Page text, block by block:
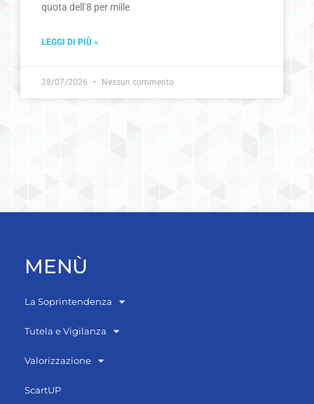
quota dell’8 per mille
LEGGI DI PIÙ »
28/07/2026 Nessun commento
MENÙ
La Soprintendenza
Tutela e Vigilanza
Valorizzazione
ScartUP